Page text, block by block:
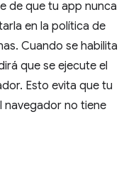
de que tu app nunca
en la política de
Cuando se habilita
que se ejecute el
Esto evita que tu
navegador no tiene